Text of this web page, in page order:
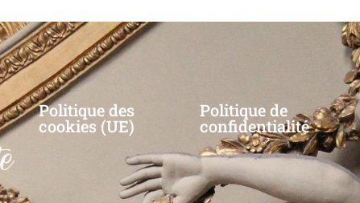
Politique des
cookies (UE)
Politique de
confidentialité